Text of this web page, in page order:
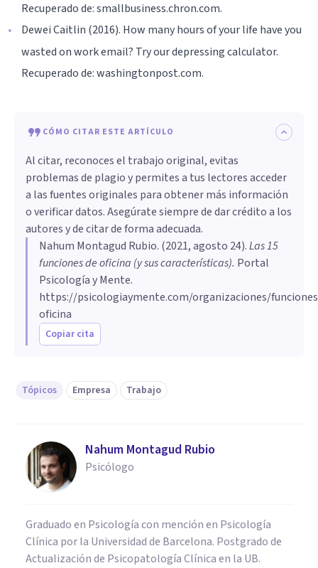
Recuperado de: smallbusiness.chron.com.
Dewei Caitlin (2016). How many hours of your life have you
wasted on work email? Try our depressing calculator.
Recuperado de: washingtonpost.com.
CÓMO CITAR ESTE ARTÍCULO
Al citar, reconoces el trabajo original, evitas
problemas de plagio y permites a tus lectores acceder
a las fuentes originales para obtener más información
o verificar datos. Asegúrate siempre de dar crédito a los
autores y de citar de forma adecuada.
Nahum Montagud Rubio. (2021, agosto 24).Las 15
funciones de oficina (y sus características). Portal
Psicología y Mente.
https://psicologiaymente.com/organizaciones/
oficina
Copiar cita
Tópicos Empresa Trabajo
Nahum Montagud Rubio
Psicólogo
Graduado en Psicología con mención en Psicología
Clínica por la Universidad de Barcelona. Postgrado de
Actualización de Psicopatología Clínica en la UB.